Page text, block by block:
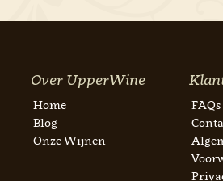
Over UpperWine
Home
Blog
Onze Wijnen
FAQs